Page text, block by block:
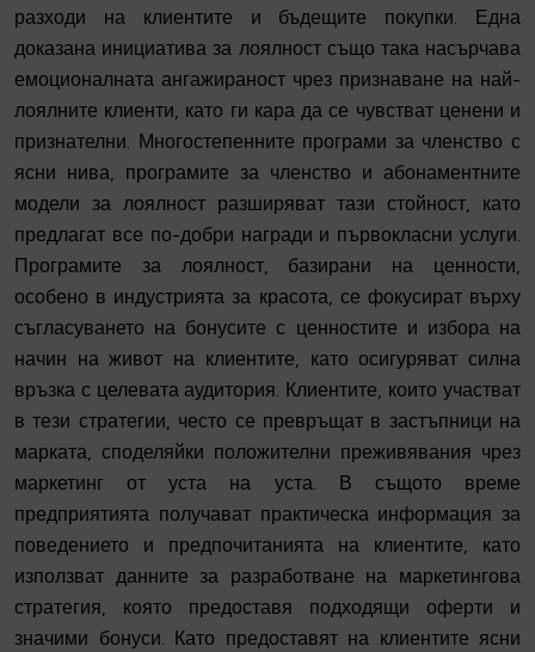
разходи на клиентите и бъдещите покупки. Една
доказана инициатива за лоялност също така насърчава
емоционалната ангажираност чрез признаване на най-
лоялните клиенти, като ги кара да се чувстват ценени и
признателни. Многостепенните програми за членство с
ясни нива, програмите за членство и абонаментните
модели за лоялност разширяват тази стойност, като
предлагат все по-добри награди и първокласни услуги.
Програмите за лоялност, базирани на ценности,
особено в индустрията за красота, се фокусират върху
съгласуването на бонусите с ценностите и избора на
начин на живот на клиентите, като осигуряват силна
връзка с целевата аудитория. Клиентите, които участват
в тези стратегии, често се превръщат в застъпници на
марката, споделяйки положителни преживявания чрез
маркетинг от уста на уста. В същото време
предприятията получават практическа информация за
поведението и предпочитанията на клиентите, като
използват данните за разработване на маркетингова
стратегия, която предоставя подходящи оферти и
значими бонуси. Като предоставят на клиентите ясни